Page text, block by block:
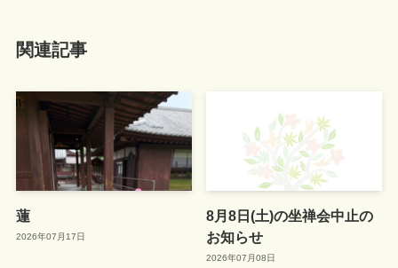
関連記事
蓮
2026年07月17日
8月8日(土)の坐禅会中止の
お知らせ
2026年07月08日